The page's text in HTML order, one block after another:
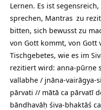
Lernen. Es ist
sprechen, Mantras zu
bitten, sich bewusst zu
von Gott kommt, von Gott
Tischgebetes, wie es im
rezitiert wird: anna-pūrṇe
vallabhe / jnāna-vairāgya-
pārvati // mātā ca pārvatī
bāndhavāḥ śiva-bhaktāś